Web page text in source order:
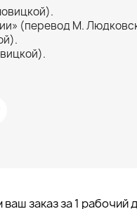
(перевод М.
заказ за 1 рабочий